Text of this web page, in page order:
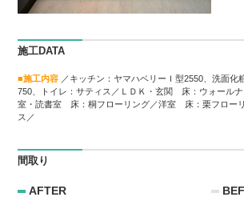
施工DATA
■施工内容 ／キッチン：ヤマハベリーＩ型2550、洗面化
750、トイレ：サティス／ＬＤＫ・玄関 床：ウォール
室・読書室 床：桐フローリング／洋室 床：栗フロー
ス／
間取り
AFTER